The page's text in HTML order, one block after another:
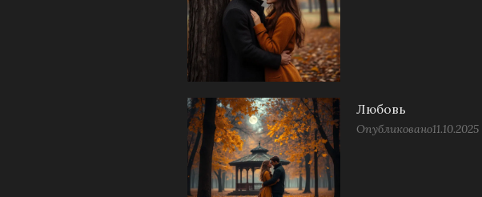
Любовь
Опубликовано11.10.2025